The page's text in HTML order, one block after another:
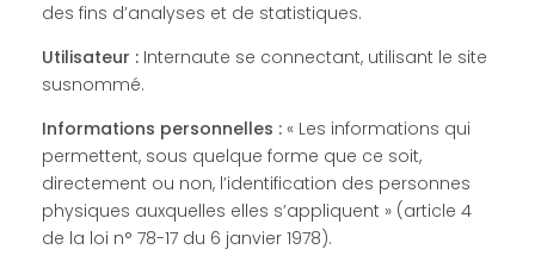
des fins d’analyses et de statistiques.
Utilisateur : Internaute se connectant, utilisant le site
susnommé.
Informations personnelles : « Les informations qui
permettent, sous quelque forme que ce soit,
directement ou non, l’identification des personnes
physiques auxquelles elles s’appliquent » (article 4
de la loi n° 78-17 du 6 janvier 1978).